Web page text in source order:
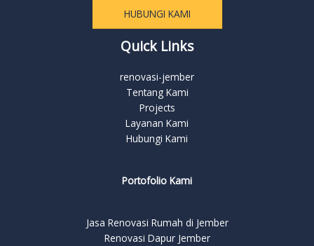
HUBUNGI KAMI
Quick Links
renovasi-jember
Tentang Kami
Projects
Layanan Kami
Hubungi Kami
Portofolio Kami
Jasa Renovasi Rumah di Jember
Renovasi Dapur Jember